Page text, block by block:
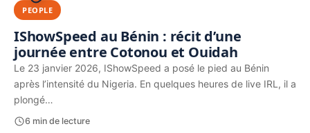
PEOPLE
IShowSpeed au Bénin : récit d’une
journée entre Cotonou et Ouidah
Le 23 janvier 2026, IShowSpeed a posé le pied au Bénin
après l’intensité du Nigeria. En quelques heures de live IRL, il a
plongé…
6 min de lecture